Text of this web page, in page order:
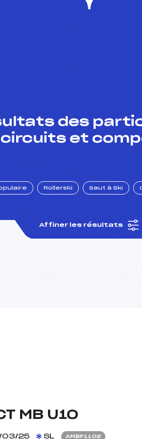
des
circuits et
Rollerski Saut à Ski
Affiner les résultats
MB U10
03/25 SL AMBF1102